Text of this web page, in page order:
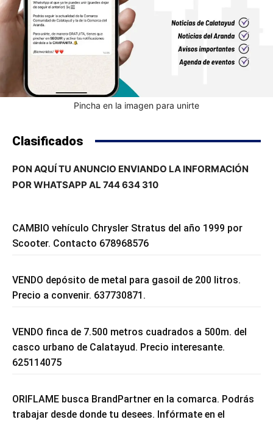
Pincha en la imagen para unirte
Clasificados
PON AQUÍ TU ANUNCIO ENVIANDO LA INFORMACIÓN
POR WHATSAPP AL 744 634 310
CAMBIO vehículo Chrysler Stratus del año 1999 por
Scooter. Contacto 678968576
VENDO depósito de metal para gasoil de 200 litros.
Precio a convenir. 637730871.
VENDO finca de 7.500 metros cuadrados a 500m. del
casco urbano de Calatayud. Precio interesante.
625114075
ORIFLAME busca BrandPartner en la comarca. Podrás
trabajar desde donde tu desees. Infórmate en el